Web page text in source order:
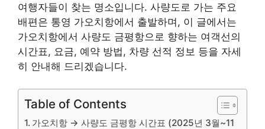
여행자들이 찾는 명소입니다. 사량도로 가는 주요
배편은 통영 가오치항에서 출발하며, 이 글에서는
가오치항에서 사량도 금평항으로 향하는 여객선의
시간표, 요금, 예약 방법, 차량 선적 정보 등을 자세
히 안내해 드리겠습니다.
Table of Contents
가오치항 → 사량도 금평항 시간표 (2025년 3월~11